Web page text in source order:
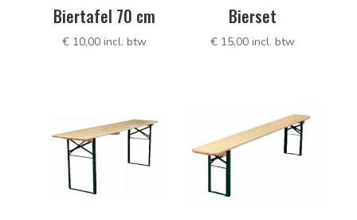
Biertafel 70 cm
€10,00 incl. btw
Bierset
€ 15,00 incl. btw